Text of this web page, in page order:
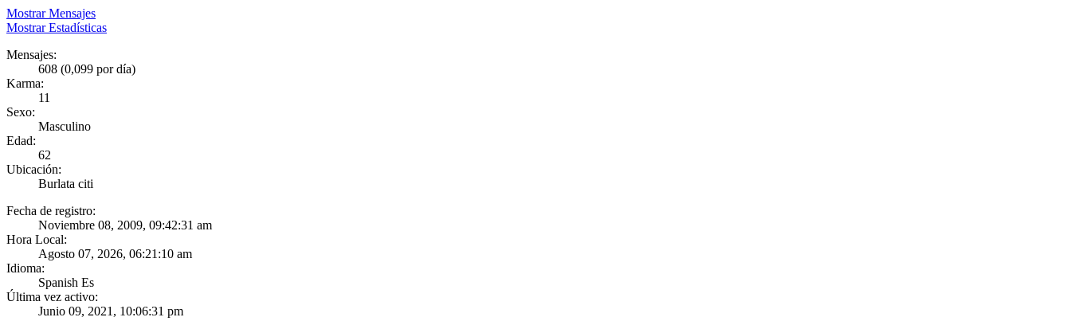
Mostrar Mensajes
Mostrar Estadísticas
Mensajes:
608 (0,099 por día)
Karma:
11
Sexo:
Masculino
Edad:
62
Ubicación:
Burlata citi
Fecha de registro:
Noviembre 08, 2009, 09:42:31 am
Hora Local:
Agosto 07, 2026, 06:21:10 am
Idioma:
Spanish Es
Última vez activo:
Junio 09, 2021, 10:06:31 pm